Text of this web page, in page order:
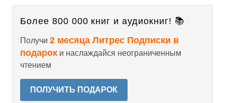
Более 800 000 книг и аудиокниг! 📚
Получи 2 месяца Литрес Подписки в
подарок и наслаждайся неограниченным
чтением
ПОЛУЧИТЬ ПОДАРОК